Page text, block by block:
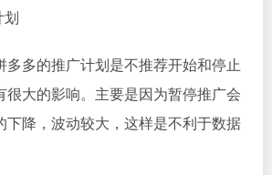
划
多多的推广计划是不推荐开始和停止
很大的影响。主要是因为暂停推广会
下降，波动较大，这样是不利于数据